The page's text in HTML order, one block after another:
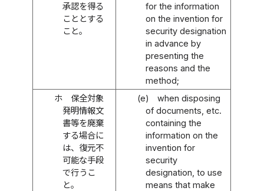
承認を得る
こととする
こと。
for the information
on the invention for
security designation
in advance by
presenting the
reasons and the
method;
ホ
保全対象
発明情報文
書等を廃棄
する場合に
は、復元不
可能な手段
で行うこ
と。
(e)
when disposing
of documents, etc.
containing the
information on the
invention for
security
designation, to use
means that make